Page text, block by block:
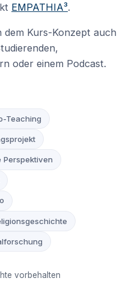
EMPATHIA³.
dem Kurs-Konzept auch
oder einem Podcast.
Teaching
Perspektiven
vorbehalten